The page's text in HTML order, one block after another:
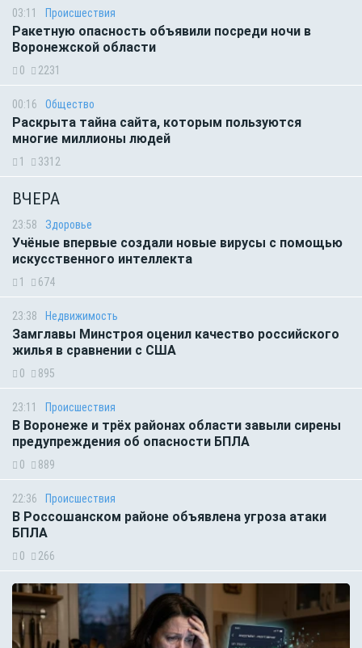
03:11 Происшествия
Ракетную опасность объявили посреди ночи в
Воронежской области
0 2231
00:16 Общество
Раскрыта тайна сайта, которым пользуются
многие миллионы людей
1 3312
ВЧЕРА
23:58 Здоровье
Учёные впервые создали новые вирусы с помощью
искусственного интеллекта
1 674
23:38 Недвижимость
Замглавы Минстроя оценил качество российского
жилья в сравнении с США
0 895
23:11 Происшествия
В Воронеже и трёх районах области завыли сирены
предупреждения об опасности БПЛА
0 889
22:36 Происшествия
В Россошанском районе объявлена угроза атаки
БПЛА
0 266